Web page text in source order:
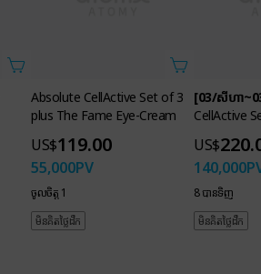
Absolute CellActive Set of 3
plus The Fame Eye-Cream
US$119.00
55,000PV
ចូលចិត្ត 1
មិនគិតថ្លៃដឹក